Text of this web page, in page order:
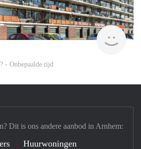
- Onbepaalde tijd
Dit is ons andere aanbod in Arnhem:
Huurwoningen